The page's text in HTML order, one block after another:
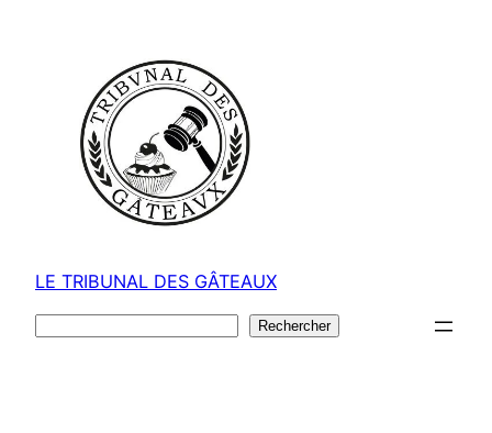
LE TRIBUNAL DES GÂTEAUX
Rechercher